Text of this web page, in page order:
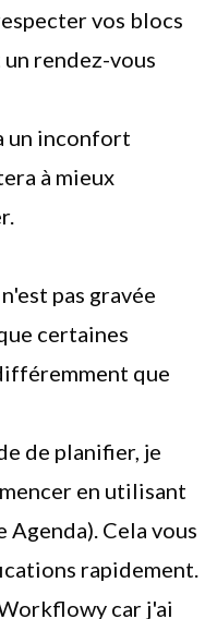
vos blocs
rendez-vous
un inconfort
à mieux
pas gravée
certaines
que
de planifier, je
en utilisant
Cela vous
rapidement.
car j'ai